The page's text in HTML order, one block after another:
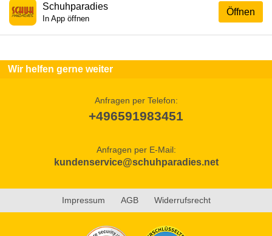
Öffnen
Schuhparadies
In App öffnen
Wir helfen gerne weiter
Anfragen per Telefon:
+496591983451
Anfragen per E-Mail:
kundenservice@schuhparadies.net
Impressum AGB Widerrufsrecht